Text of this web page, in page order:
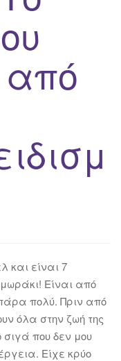
και είναι 7
Είναι από
πολύ. Πριν από
όλα στην ζωή της
που δεν μου
Είχε κρύο